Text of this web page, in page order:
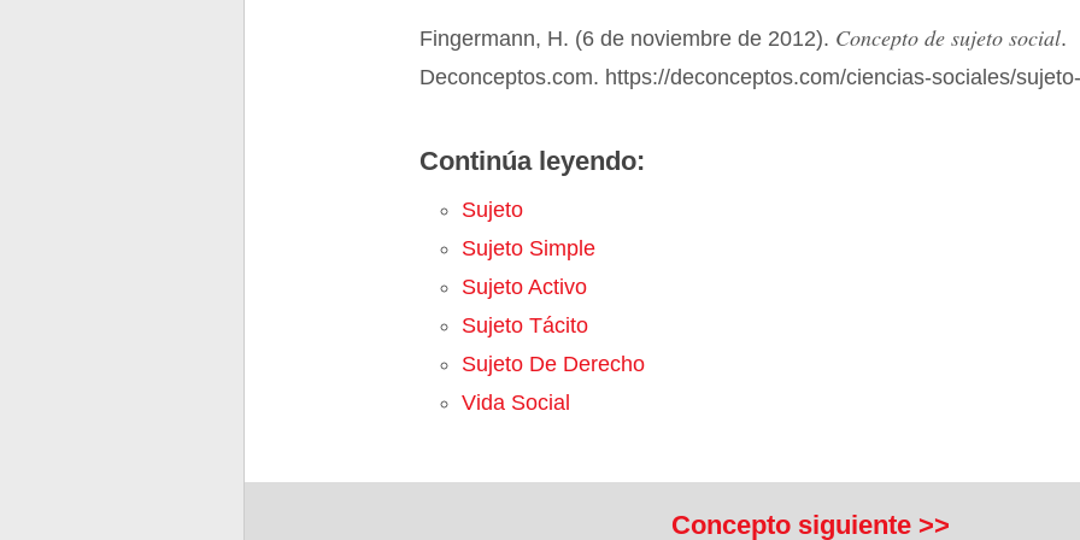
Fingermann, H. (6 de noviembre de 2012). Concepto de sujeto social.
Deconceptos.com. https://deconceptos.com/ciencias-sociales/
Continúa leyendo:
Sujeto
Sujeto Simple
Sujeto Activo
Sujeto Tácito
Sujeto De Derecho
Vida Social
Concepto siguiente >>